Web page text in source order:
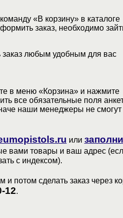
«В корзину» в каталоге
заказ, необходимо
любым удобным для вас
в меню «Корзина» и нажмите
все обязательные поля
наши менеджеры не смогут
или
вами товары и ваш адрес
с индексом).
потом сделать заказ через
12.